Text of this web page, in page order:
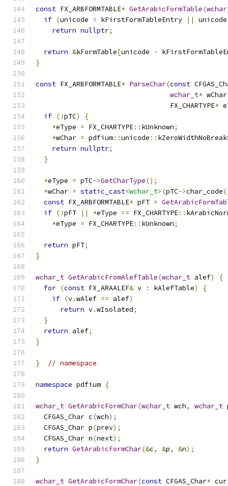
const FX_ARBFORMTABLE* GetArabicFormTable(
if (unicode < kFirstFormTableEntry ||
return nullptr;
return &kFormTable[unicode -
}
const FX_ARBFORMTABLE* ParseChar(const
wchar_t* wChar
                                 FX_CHARTYPE
*
if (!pTC)
{
*eType = FX_CHARTYPE:: kUnknown;
*wChar = pdfium::unicode ::
return nullptr;
}
*eType = pTC->GetCharType();
*wChar = static_cast<wchar_t> (pTC->char_code
const FX_ARBFORMTABLE* pFT =
if (!pFT || *eType >= FX_CHARTYPE::
*eType = FX_CHARTYPE:: kUnknown;
return pFT;
}
wchar_t GetArabicFromAlefTable(wchar_t alef)
{
for (const FX_ARAALEF& v : kAlefTable)
{
if (v.wAlef == alef)
return v.wIsolated;
}
return alef;
}
} // namespace
namespace pdfium {
wchar_t GetArabicFormChar(wchar_t wch, wchar_t
  CFGAS_Char c
(wch);
  CFGAS_Char p
(prev);
  CFGAS_Char n
(next);
return GetArabicFormChar(&c, &p, &n);
}
wchar_t GetArabicFormChar(const CFGAS_Char* cur